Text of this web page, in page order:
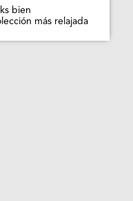
bien
más relajada